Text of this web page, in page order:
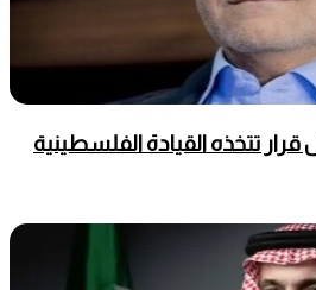
قرار تتخذه القيادة الفلسطينية